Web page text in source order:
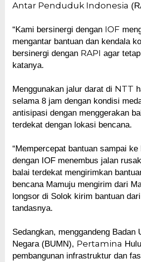
Antar Penduduk Indonesia
“Kami bersinergi dengan IOF
mengantar bantuan dan kendala
bersinergi dengan RAPI agar
katanya.
Menggunakan jalur darat di NTT
selama 8 jam dengan kondisi
antisipasi dengan menggerakan
terdekat dengan lokasi bencana.
“Mempercepat bantuan sampai
dengan IOF menembus jalan
balai terdekat mengirimkan
bencana Mamuju mengirim dari
longsor di Solok kirim bantuan
tandasnya.
Sedangkan, menggandeng Badan
Negara (BUMN), Pertamina
pembangunan infrastruktur dan